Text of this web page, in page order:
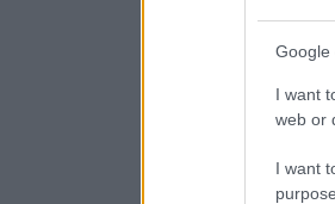
Google
I want
web or
I want